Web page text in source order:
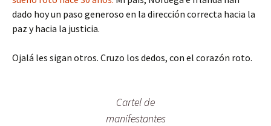
dado hoy un paso generoso en la dirección correcta hacia la
paz y hacia la justicia.
Ojalá les sigan otros. Cruzo los dedos, con el corazón roto.
Cartel de
manifestantes